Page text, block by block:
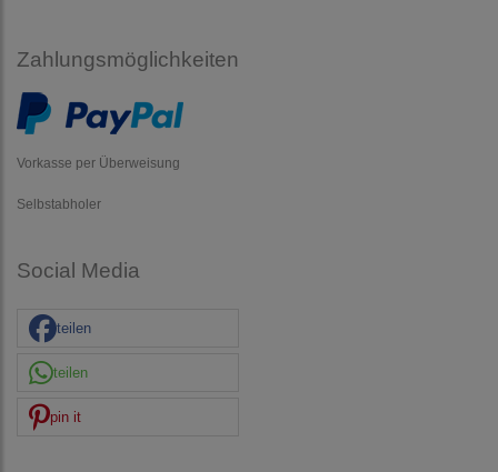
Zahlungsmöglichkeiten
Vorkasse per Überweisung
Selbstabholer
Social Media
teilen
teilen
pin it